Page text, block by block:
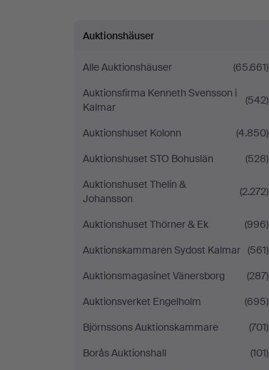
Auktionshäuser
Alle Auktionshäuser
(65.661)
Auktionsfirma Kenneth Svensson i
Kalmar
(542)
Auktionshuset Kolonn
(4.850)
Auktionshuset STO Bohuslän
(528)
Auktionshuset Thelin &
Johansson
(2.272)
Auktionshuset Thörner & Ek
(996)
Auktionskammaren Sydost Kalmar (561)
Auktionsmagasinet Vänersborg
(287)
Auktionsverket Engelholm
(695)
Björnssons Auktionskammare
(701)
Borås Auktionshall
(101)